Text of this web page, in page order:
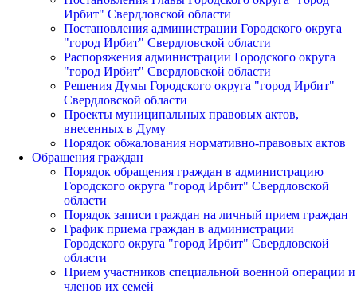
Ирбит" Свердловской области
Постановления администрации Городского округа
"город Ирбит" Свердловской области
Распоряжения администрации Городского округа
"город Ирбит" Свердловской области
Решения Думы Городского округа "город Ирбит"
Свердловской области
Проекты муниципальных правовых актов,
внесенных в Думу
Порядок обжалования нормативно-правовых актов
Обращения граждан
Порядок обращения граждан в администрацию
Городского округа "город Ирбит" Свердловской
области
Порядок записи граждан на личный прием граждан
График приема граждан в администрации
Городского округа "город Ирбит" Свердловской
области
Прием участников специальной военной операции и
членов их семей